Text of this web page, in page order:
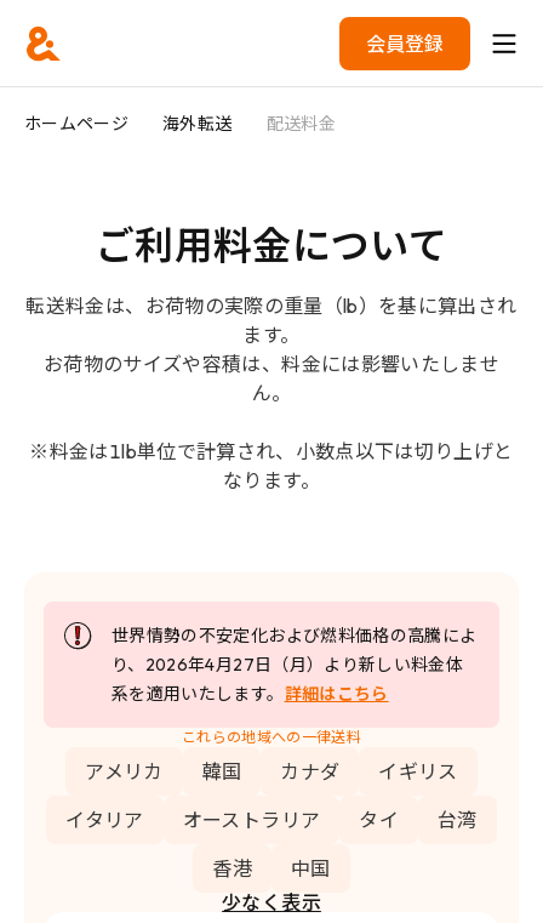
会員登録
ホームページ 海外転送 配送料金
ご利用料金について
転送料金は、お荷物の実際の重量（lb）を基に算出され
ます。
お荷物のサイズや容積は、料金には影響いたしませ
ん。
※料金は1lb単位で計算され、小数点以下は切り上げと
なります。
世界情勢の不安定化および燃料価格の高騰によ
り、2026年4月27日（月）より新しい料金体
系を適用いたします。 詳細はこちら
これらの地域への一律送料
アメリカ 韓国 カナダ
イギリス
イタリア
オーストラリア タイ
台湾
香港
中国
少なく表示